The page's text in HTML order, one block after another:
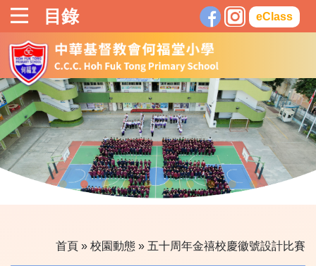
目錄 eClass
首頁 » 校園動態 » 五十周年金禧校慶徽號設計比賽